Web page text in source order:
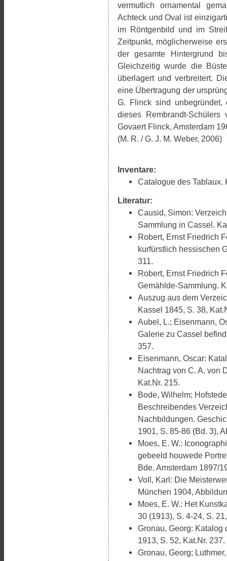
vermutlich ornamental
Achteck und Oval ist
im Röntgenbild und im
Zeitpunkt, möglicherweise
der gesamte Hintergrund
Gleichzeitig wurde die
überlagert und verbreitert.
eine Übertragung der
G. Flinck sind
dieses Rembrandt-
Govaert Flinck, Amsterdam
(M. R. / G. J. M. Weber, 2006)
Inventare:
Catalogue des Tablaux.
Literatur:
Causid, Simon:
Sammlung in Cassel.
Robert, Ernst Friedrich
kurfürstlich hessischen
311.
Robert, Ernst Friedrich
Gemählde-Sammlung.
Auszug aus dem
Kassel 1845, S. 38,
Aubel, L.; Eisenmann,
Galerie zu Cassel
357.
Eisenmann, Oscar:
Nachtrag von C. A. von
Kat.Nr. 215.
Bode, Wilhelm;
Beschreibendes
Nachbildungen.
1901, S. 85-86 (Bd. 3),
Moes, E. W.:
gebeeld houwede
Bde. Amsterdam 1897/
Voll, Karl: Die
München 1904,
Moes, E. W.: Het
30 (1913), S. 4-24, S.
Gronau, Georg:
1913, S. 52, Kat.Nr. 237.
Gronau, Georg;